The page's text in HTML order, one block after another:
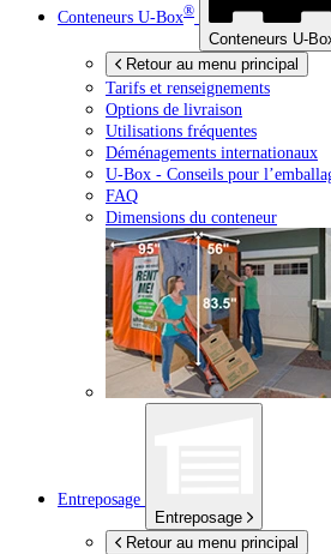
Conteneurs U-Box®
Conteneurs U-
Retour au menu principal
Tarifs et renseignements
Options de livraison
Utilisations fréquentes
Déménagements internationaux
U-Box - Conseils pour
FAQ
Dimensions du conteneur
Entreposage
Entreposage
Retour au menu principal